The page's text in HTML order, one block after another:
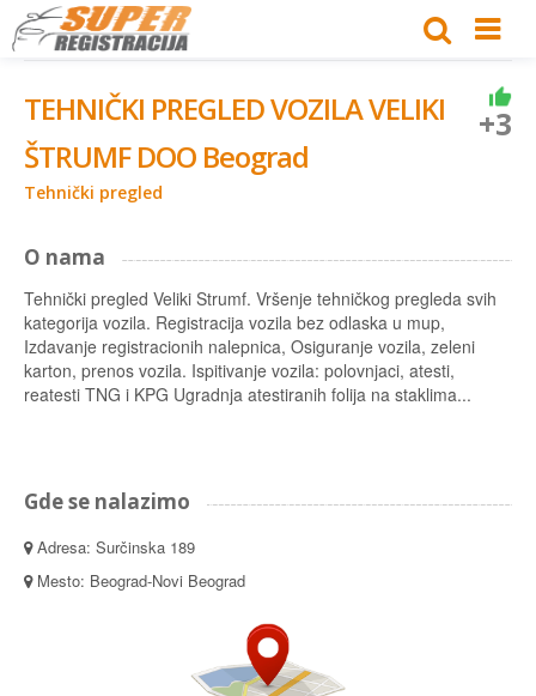
TEHNIČKI PREGLED VOZILA VELIKI
ŠTRUMF DOO Beograd
Tehnički pregled
+3
O nama
Tehnički pregled Veliki Strumf. Vršenje tehničkog pregleda svih
kategorija vozila. Registracija vozila bez odlaska u mup,
Izdavanje registracionih nalepnica, Osiguranje vozila, zeleni
karton, prenos vozila. Ispitivanje vozila: polovnjaci, atesti,
reatesti TNG i KPG Ugradnja atestiranih folija na staklima...
Gde se nalazimo
Adresa: Surčinska 189
Mesto: Beograd-Novi Beograd